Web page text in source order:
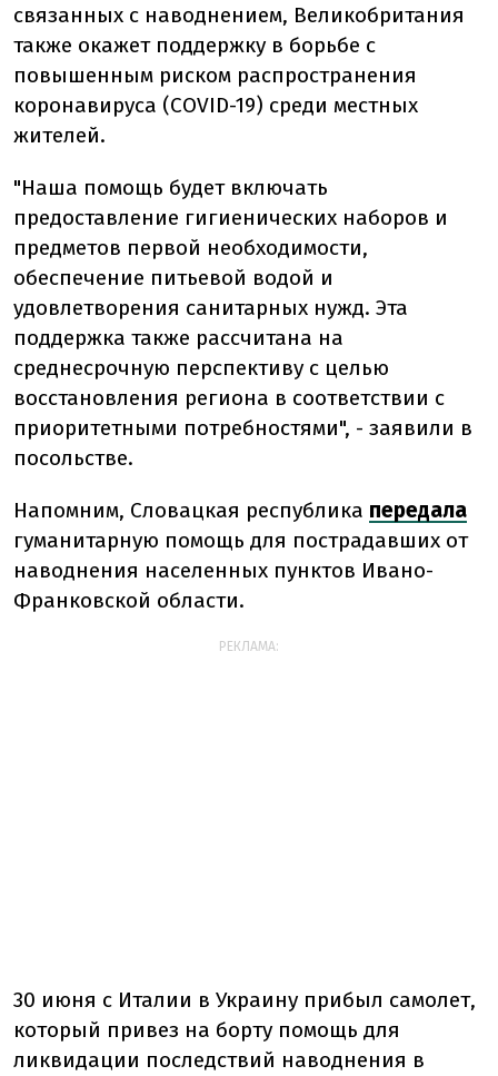
связанных с наводнением, Великобритания
также окажет поддержку в борьбе с
повышенным риском распространения
коронавируса (COVID-19) среди местных
жителей.
"Наша помощь будет включать
предоставление гигиенических наборов и
предметов первой необходимости,
обеспечение питьевой водой и
удовлетворения санитарных нужд. Эта
поддержка также рассчитана на
среднесрочную перспективу с целью
восстановления региона в соответствии с
приоритетными потребностями", - заявили в
посольстве.
Напомним, Словацкая республика передала
гуманитарную помощь для пострадавших от
наводнения населенных пунктов Ивано-
Франковской области.
РЕКЛАМА:
30 июня с Италии в Украину прибыл самолет,
который привез на борту помощь для
ликвидации последствий наводнения в